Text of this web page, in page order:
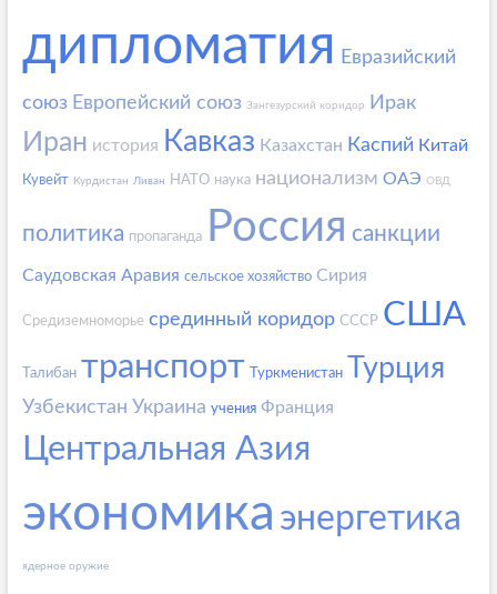
дипломатия Евразийский
союз Европейский союз Зангезурский коридор Ирак
Иран история Кавказ Казахстан Каспий Китай
Кувейт Курдистан Ливан НАТО наука национализм ОАЭ ОВД
политика пропаганда Россия санкции
Саудовская Аравия сельское хозяйство Сирия
Средиземноморье срединный коридор СССР США
Талибан транспорт Туркменистан Турция
Узбекистан Украина учения Франция
Центральная Азия
экономика энергетика
ядерное оружие